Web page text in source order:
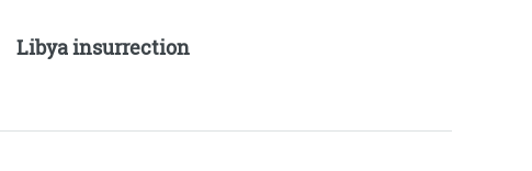
Libya insurrection